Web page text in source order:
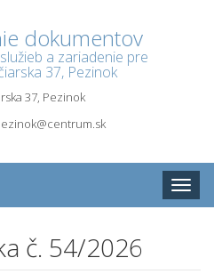
dokumentov
a zariadenie pre
37, Pezinok
37, Pezinok
Toggle
č. 54/2026